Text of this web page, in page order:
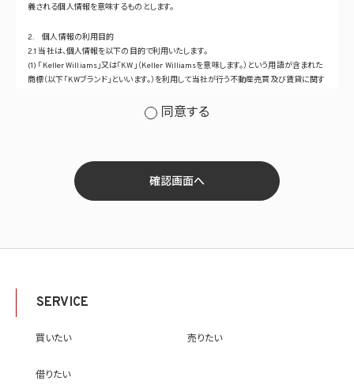
義される個人情報を意味するものとします。
2. 個人情報の利用目的
2.1 当社は、個人情報を以下の目的で利用いたします。
(1) 「Keller Williams」又は「KW」（Keller Williamsを意味します。）という用語が含まれた
商標（以下「KWブランド」といいます。）を利用して当社が行う不動産売買及び賃貸に関す
(2) 当社サービス及び当社がKWブランドのライセンスを行う対象となる事業者（サブラ
(3) 当社の商品、サービス等のご案内のため
(4) 当社サービスに関する当社の規約、ポリシー等（以下「規約等」といいます。）に違反す
る行為に対する対応のため
(7) ①KWブランドのライセンサー（以下「KWライセンサー」といいます。）、②KWブランド
ため。なお、KWエージェントとは、KW加盟店の業務に従事する個人を意味します。また、
(8) 当社サービスを介して販売等が行われる物件に関する情報について、当社、KWライ
(9) 雇用管理及び社内手続のため（役職員の個人情報について）、並びに人材採用活動
同意する
確認画面へ
SERVICE
買いたい 売りたい
借りたい